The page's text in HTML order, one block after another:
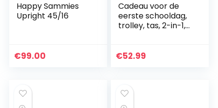
Happy Sammies
Upright 45/16
€99.00
Cadeau voor de
eerste schooldag,
trolley, tas, 2-in-1,
schooltas, trolley,
€52.99